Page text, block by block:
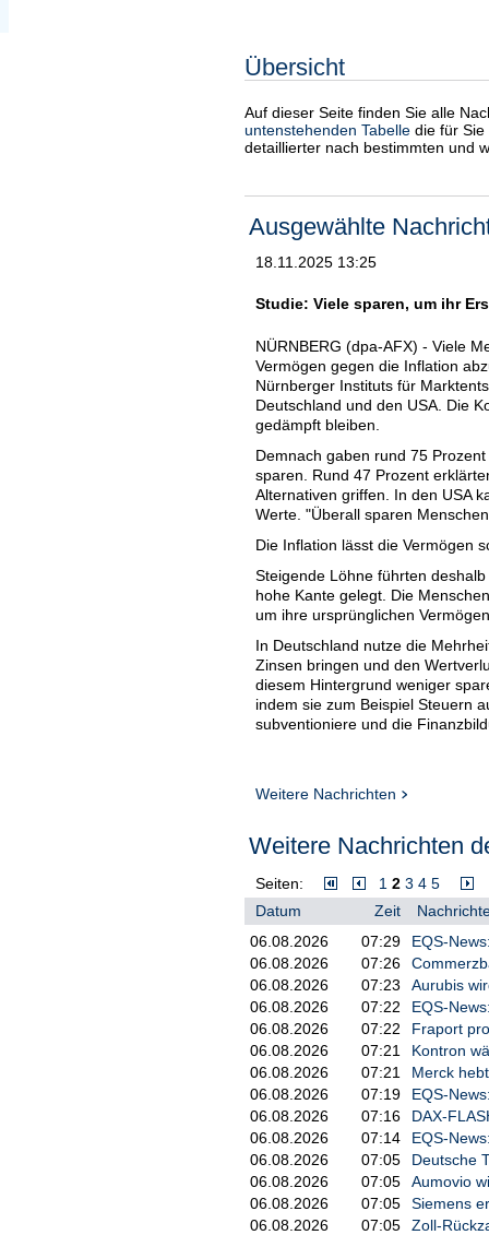
Übersicht
Auf dieser Seite finden Sie alle
untenstehenden Tabelle die für
detaillierter nach bestimmten und
Ausgewählte
18.11.2025 13:25
Studie: Viele sparen, um ihr
NÜRNBERG (dpa-AFX) - Viele
Vermögen gegen die Inflation
Nürnberger Instituts für
Deutschland und den USA. Die
gedämpft bleiben.
Demnach gaben rund 75
sparen. Rund 47 Prozent
Alternativen griffen. In den USA
Werte. "Überall sparen
Die Inflation lässt die Vermögen
Steigende Löhne führten
hohe Kante gelegt. Die
um ihre ursprünglichen
In Deutschland nutze die
Zinsen bringen und den
diesem Hintergrund weniger
indem sie zum Beispiel Steuern
subventioniere und die
Weitere Nachrichten
Weitere Nachrichten
Seiten: 1 2 3 4 5
Datum
Zeit
06.08.2026
07:29
EQS-
06.08.2026
07:26
06.08.2026
07:23
Aurubis
06.08.2026
07:22
EQS-
06.08.2026
07:22
Fraport
06.08.2026
07:21
Kontron
06.08.2026
07:21
Merck
06.08.2026
07:19
EQS-
06.08.2026
07:16
DAX-
06.08.2026
07:14
EQS-
06.08.2026
07:05
Deutsche
06.08.2026
07:05
Aumovio
06.08.2026
07:05
Siemens
06.08.2026
07:05
Zoll-